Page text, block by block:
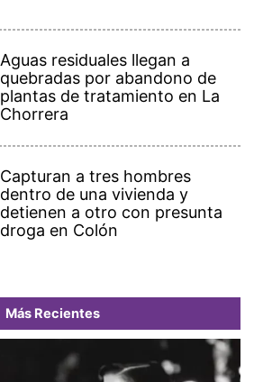
Aguas residuales llegan a
quebradas por abandono de
plantas de tratamiento en La
Chorrera
Capturan a tres hombres
dentro de una vivienda y
detienen a otro con presunta
droga en Colón
Más Recientes